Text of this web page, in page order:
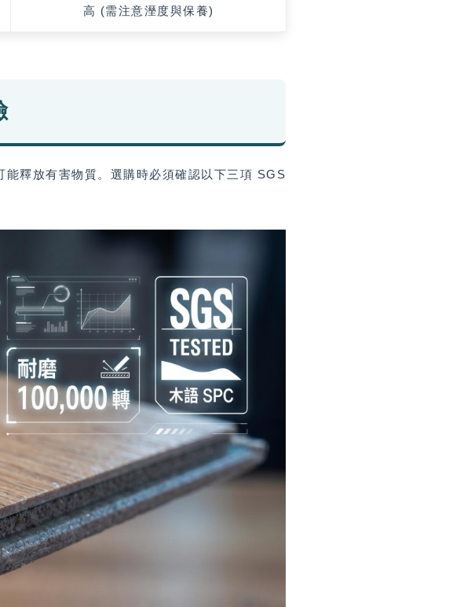
高 (需注意溼度與保養)
釋放有害物質。選購時必須確認以下三項 SGS